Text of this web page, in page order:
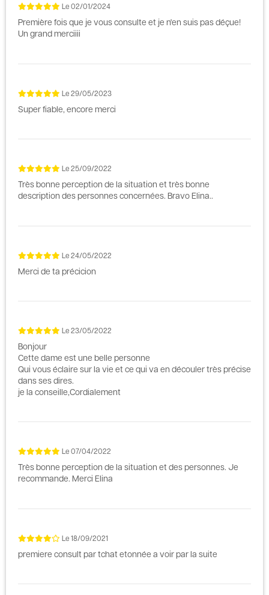
Le 02/01/2024
Première fois que je vous consulte et je n'en suis pas déçue!
Un grand merciiii
Le 29/05/2023
Super fiable, encore merci
Le 25/09/2022
Très bonne perception de la situation et très bonne
description des personnes concernées. Bravo Elina..
Le 24/05/2022
Merci de ta précicion
Le 23/05/2022
Bonjour
Cette dame est une belle personne
Qui vous éclaire sur la vie et ce qui va en découler très précise
dans ses dires.
je la conseille,Cordialement
Le 07/04/2022
Très bonne perception de la situation et des personnes. Je
recommande. Merci Elina
Le 18/09/2021
premiere consult par tchat etonnée a voir par la suite